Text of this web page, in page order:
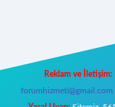
Reklam ve İletişim:
forumhizmeti@gmail.com